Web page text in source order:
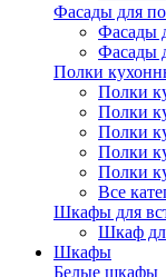
Фасады для
Фасады
Фасады
Полки
Полки
Полки
Полки
Полки
Полки
Все
Шкафы для
Шкаф
Шкафы
Белые шкафы